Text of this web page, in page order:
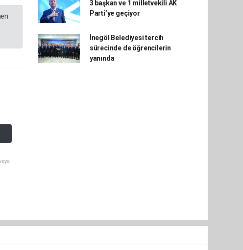
3 başkan ve 1 milletvekili AK
Parti’ye geçiyor
İnegöl Belediyesi tercih
sürecinde de öğrencilerin
yanında